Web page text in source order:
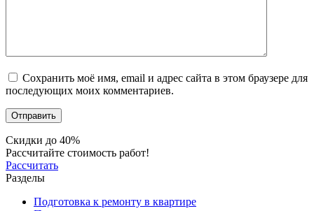
Сохранить моё имя, email и адрес сайта в этом браузере для
последующих моих комментариев.
Скидки до 40%
Рассчитайте стоимость работ!
Рассчитать
Разделы
Подготовка к ремонту в квартире